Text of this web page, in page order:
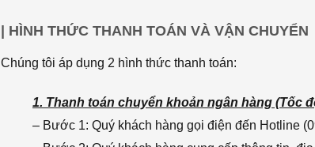
| HÌNH THỨC THANH TOÁN VÀ VẬN CHUYỂN
Chúng tôi áp dụng 2 hình thức thanh toán:
1. Thanh toán chuyển khoản ngân hàng (Tốc
– Bước 1: Quý khách hàng gọi điện đến Hotline